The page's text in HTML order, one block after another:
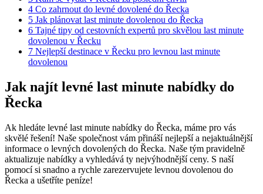
4 Co zahrnout do levné dovolené do Řecka
5 Jak plánovat last minute dovolenou do Řecka
6 Tajné tipy od cestovních expertů pro skvělou last minute
dovolenou v Řecku
7 Nejlepší destinace v Řecku pro levnou last minute
dovolenou
Jak najít levné last minute nabídky do
Řecka
Ak hledáte levné last minute nabídky do Řecka, máme pro vás
skvělé řešení! Naše společnost vám přináší nejlepší a nejaktuálnější
informace o levných dovolených do Řecka. Naše tým pravidelně
aktualizuje nabídky a vyhledává ty nejvýhodnější ceny. S naší
pomocí si snadno a rychle zarezervujete levnou dovolenou do
Řecka a ušetříte peníze!